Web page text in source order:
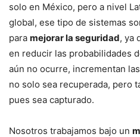
solo en México, pero a nivel
global, ese tipo de sistemas
para mejorar la seguridad, ya
en reducir las probabilidades
aún no ocurre, incrementan
no solo sea recuperada, pero
pues sea capturado.
Nosotros trabajamos bajo un